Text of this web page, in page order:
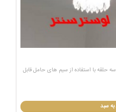
با استفاده از سیم های حامل قابل
به سبد